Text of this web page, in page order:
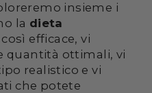
insieme i
la dieta
così efficace, vi
quantità ottimali, vi
realistico e vi
che potete